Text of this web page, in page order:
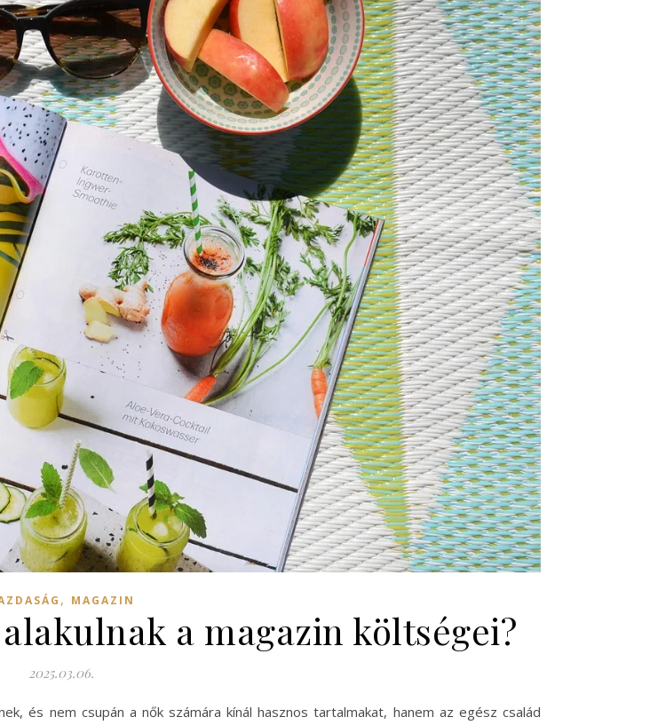
, MAGAZIN
a magazin költségei?
2025.03.06.
és nem csupán a nők számára kínál hasznos tartalmakat, hanem az egész család